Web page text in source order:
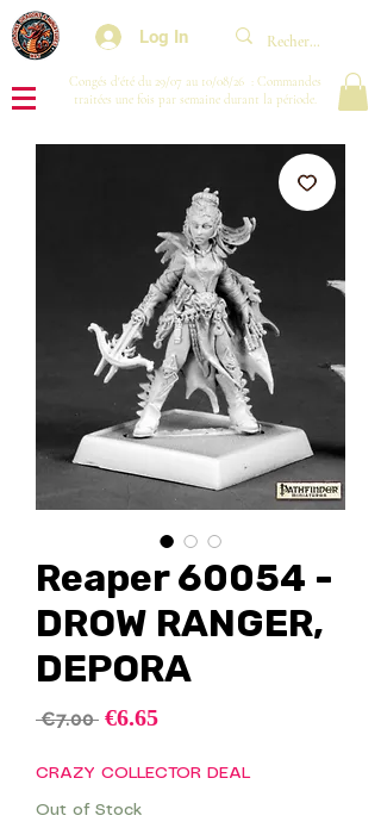
Log In
Congés d'été du 29/07 au 10/08/26 : Commandes
traitées une fois par semaine durant la période.
Reaper 60054 -
DROW RANGER,
DEPORA
€7.00 Regular
€6.65
CRAZY COLLECTOR DEAL
Out of Stock